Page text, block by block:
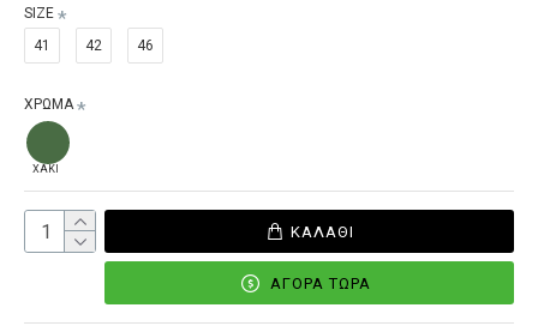
SIZE
41
42 46
ΧΡΩΜΑ
ΧΑΚΙ
ΚΑΛΆΘΙ
ΑΓΟΡΆ ΤΏΡΑ